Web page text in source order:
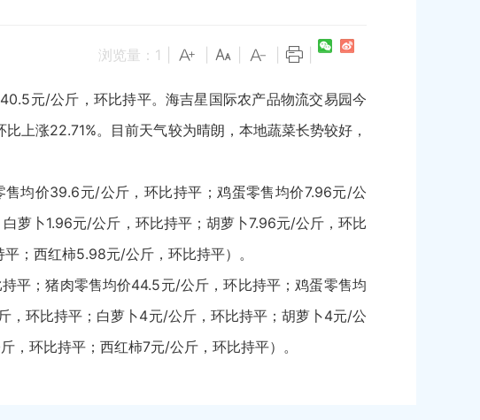
浏览量： 1
元/公斤，环比持平。海吉星国际农产品物流交易园今
上涨22.71%。目前天气较为晴朗，本地蔬菜长势较好，
均价39.6元/公斤，环比持平；鸡蛋零售均价7.96元/公
萝卜1.96元/公斤，环比持平；胡萝卜7.96元/公斤，环比
；西红柿5.98元/公斤，环比持平）。
平；猪肉零售均价44.5元/公斤，环比持平；鸡蛋零售均
，环比持平；白萝卜4元/公斤，环比持平；胡萝卜4元/公
，环比持平；西红柿7元/公斤，环比持平）。